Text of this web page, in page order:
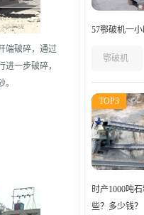
端破碎，通过
一步破碎，
57鄂破机一
鄂破机
TOP3
时产1000吨
些？多少钱？